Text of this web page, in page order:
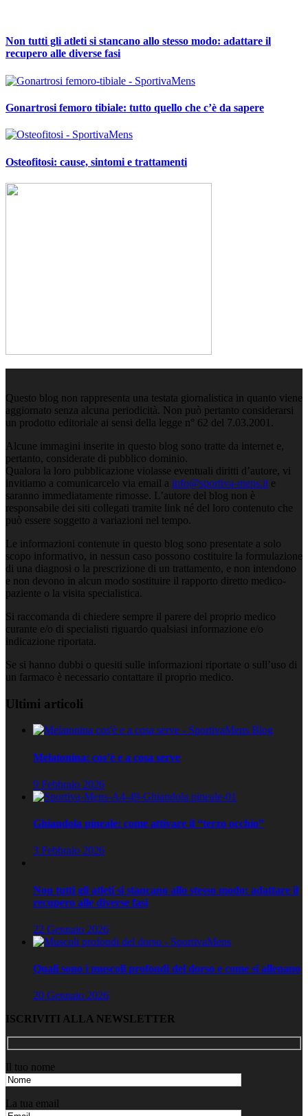
Non tutti gli atleti si stancano allo stesso modo: adattare il
recupero alle diverse fasi
Gonartrosi femoro tibiale: tutto quello che c’è da sapere
Osteofitosi: cause, sintomi e trattamenti
Questo blog non rappresenta una testata giornalistica in quanto viene
aggiornato senza alcuna periodicità. Non può pertanto considerarsi
un prodotto editoriale ai sensi della legge n° 62 del 7.03.2001.
Alcune immagini inserite in questo blog sono tratte da internet e,
pertanto, considerate di pubblico dominio.
Qualora la loro pubblicazione violasse eventuali diritti d’autore, vi
invitiamo a comunicarcelo via email a info@sportiva-mens.it e
saranno immediatamente rimosse. L’autore del blog non è
responsabile dei siti collegati tramite link né del loro contenuto che
può essere soggetto a variazioni nel tempo.
Le informazioni contenute in questo blog sono presentate a solo
scopo informativo, in nessun caso possono costituire la formulazione
di una diagnosi o la prescrizione di un trattamento, e non intendono
e non devono in alcun modo sostituire il rapporto diretto medico-
paziente o la visita specialistica.
Si raccomanda di chiedere sempre il parere del proprio medico
curante e/o di specialisti riguardo qualsiasi informazione e/o
indicazione riportata.
Se si hanno dubbi o quesiti sulle informazioni riportate o sull’uso di
un farmaco è necessario contattare il proprio medico.
Ultimi articoli
Melatonina: cos’è e a cosa serve
9 Febbraio 2026
Ghiandola pineale: come attivare il “terzo occhio”
3 Febbraio 2026
Non tutti gli atleti si stancano allo stesso modo: adattare il
recupero alle diverse fasi
22 Gennaio 2026
Quali sono i muscoli profondi del dorso e come si allenano
20 Gennaio 2026
ISCRIVITI ALLA NEWSLETTER
Il tuo nome
La tua email